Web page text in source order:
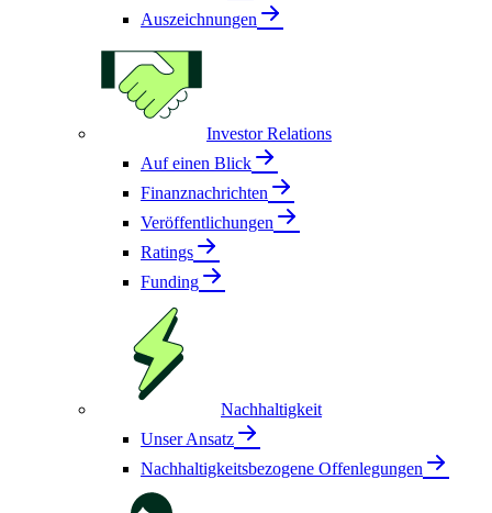
Auszeichnungen
Investor Relations
Auf einen Blick
Finanznachrichten
Veröffentlichungen
Ratings
Funding
Nachhaltigkeit
Unser Ansatz
Nachhaltigkeitsbezogene Offenlegungen